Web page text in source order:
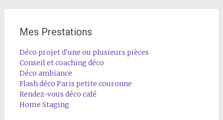
Mes Prestations
Déco projet d'une ou plusieurs pièces
Conseil et coaching déco
Déco ambiance
Flash déco Paris petite couronne
Rendez-vous déco café
Home Staging